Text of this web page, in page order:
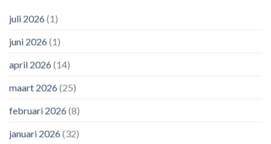
juli 2026(1)
juni 2026(1)
april 2026(14)
maart 2026(25)
februari 2026(8)
januari 2026(32)